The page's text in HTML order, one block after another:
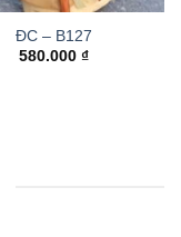
ĐC – B127
580.000 ₫